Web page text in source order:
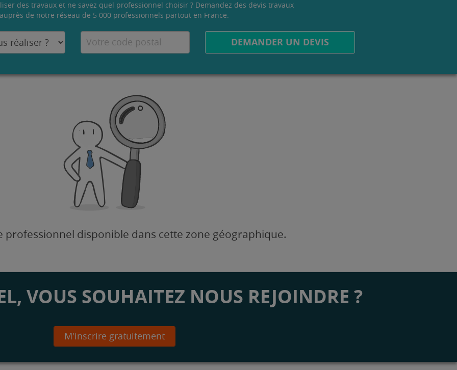
des travaux et ne savez quel professionnel choisir ? Demandez des devis travaux
auprès de notre réseau de 5 000 professionnels partout en France.
DEMANDER UN DEVIS
professionnel disponible dans cette zone géographique.
VOUS SOUHAITEZ NOUS REJOINDRE ?
M'inscrire gratuitement